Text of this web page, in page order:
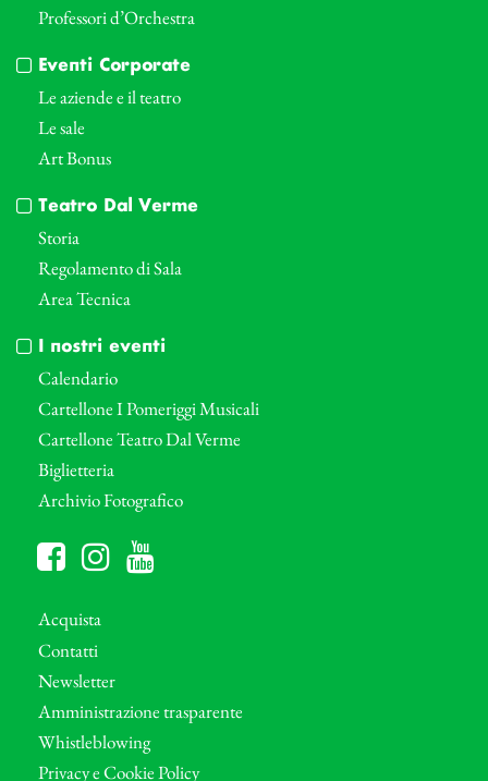
Professori d’Orchestra
Eventi Corporate
Le aziende e il teatro
Le sale
Art Bonus
Teatro Dal Verme
Storia
Regolamento di Sala
Area Tecnica
I nostri eventi
Calendario
Cartellone I Pomeriggi Musicali
Cartellone Teatro Dal Verme
Biglietteria
Archivio Fotografico
Acquista
Contatti
Newsletter
Amministrazione trasparente
Whistleblowing
Privacy e Cookie Policy